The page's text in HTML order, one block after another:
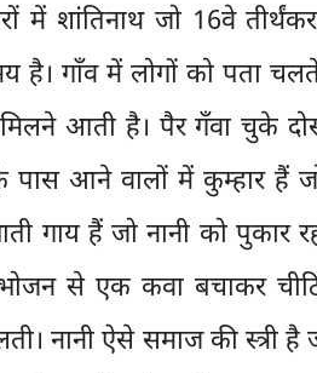
में शांतिनाथ जो 16वे
गाँव में लोगों को पता चलते
आती है। पैर गँवा चुके
पास आने वालों में कुम्हार हैं
गाय हैं जो नानी को पुकार
भोजन से एक कवा बचाकर
नानी ऐसे समाज की स्त्री